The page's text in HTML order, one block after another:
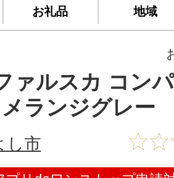
お礼品 地域
ァルスカ コン
メランジグレー
し市